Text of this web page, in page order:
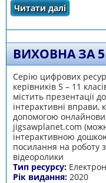
Читати далі
ВИХОВНА ЗА
Серію цифрових
керівників 5 – 11
містить презентації
інтерактивні вправи,
допомогою
jigsawplanet.com
інтерактивною
посилання на роботу
відеоролики
Тип ресурсу:
Рік видання: 2020